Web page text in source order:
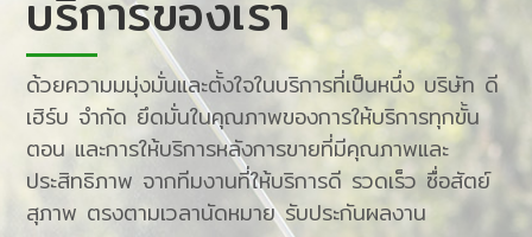
​ด้วย​ความ​มมุ่งมั่น​และ​ตั้งใจ​ใน​บริการที่​เป็น​หนึ่ง​ ​บริษัท​ ​ดี​
เฮิร์บ​ ​จำ​กัด​ ​ยึดมั่น​ใน​คุณภาพของการ​ให้​บริการทุกขั้น
ตอน​ ​และ​การ​ให้​บริการหลังการขายที่มีคุณภาพ​และ​
ประสิทธิภาพ​ ​จาก​ทีมงานที่​ให้​บริการดี​ ​รวด​เร็ว​ ​ซื่อสัตย์​ ​
สุภาพ​ ​ตรงตามเวลานัดหมาย​ ​รับประ​กัน​ผลงาน